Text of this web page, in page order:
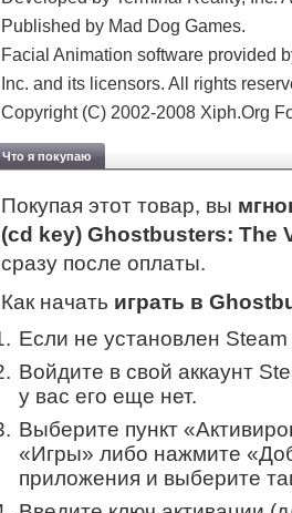
Published by Mad Dog Games.
Facial Animation software provided
Inc. and its licensors. All rights
Copyright (C) 2002-2008 Xiph.Org
Что я покупаю
Покупая этот товар, вы
(cd key) Ghostbusters: The
сразу после оплаты.
Как начать играть в
Если не установлен
Войдите в свой аккаунт
у вас его еще нет.
Выберите пункт
«Игры» либо нажмите
приложения и выберите